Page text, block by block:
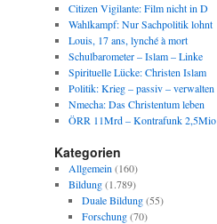
Citizen Vigilante: Film nicht in D
Wahlkampf: Nur Sachpolitik lohnt
Louis, 17 ans, lynché à mort
Schulbarometer – Islam – Linke
Spirituelle Lücke: Christen Islam
Politik: Krieg – passiv – verwalten
Nmecha: Das Christentum leben
ÖRR 11Mrd – Kontrafunk 2,5Mio
Kategorien
Allgemein (160)
Bildung(1.789)
Duale Bildung(55)
Forschung(70)